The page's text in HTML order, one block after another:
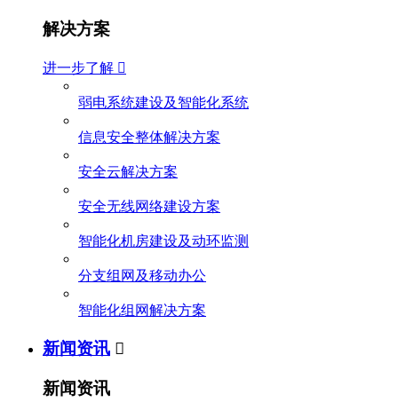
解决方案
进一步了解 
弱电系统建设及智能化系统
信息安全整体解决方案
安全云解决方案
安全无线网络建设方案
智能化机房建设及动环监测
分支组网及移动办公
智能化组网解决方案
新闻资讯 
新闻资讯